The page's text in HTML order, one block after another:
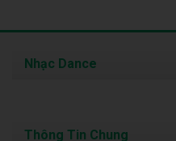
Nhạc Dance
Thông Tin Chung